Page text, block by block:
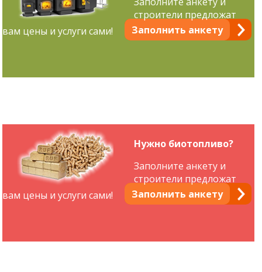
Заполнить анкету
строители предложат
вам цены и услуги сами!
Нужно биотопливо?
Заполнить анкету
Заполните анкету и
строители предложат
вам цены и услуги сами!